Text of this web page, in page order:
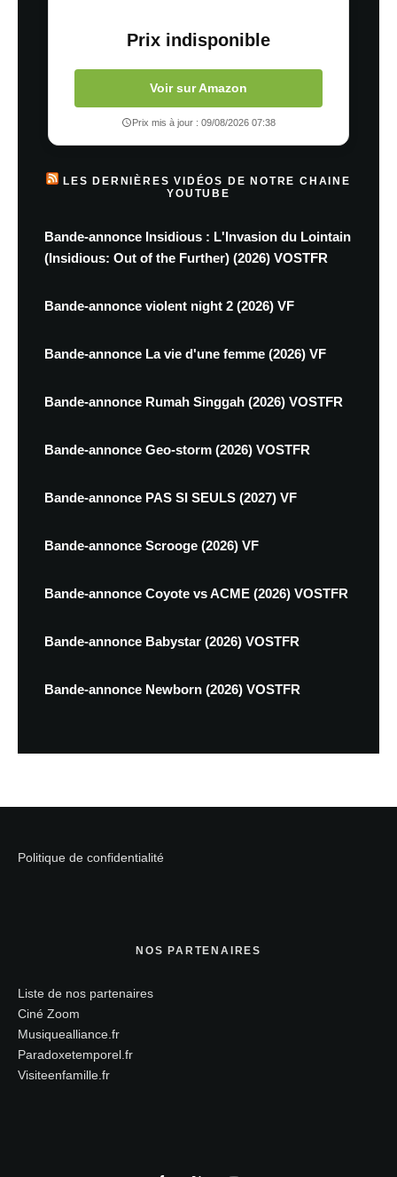
Prix indisponible
Voir sur Amazon
Prix mis à jour : 09/08/2026 07:38
LES DERNIÈRES VIDÉOS DE NOTRE CHAINE
YOUTUBE
Bande-annonce Insidious : L'Invasion du Lointain
(Insidious: Out of the Further) (2026) VOSTFR
Bande-annonce violent night 2 (2026) VF
Bande-annonce La vie d'une femme (2026) VF
Bande-annonce Rumah Singgah (2026) VOSTFR
Bande-annonce Geo-storm (2026) VOSTFR
Bande-annonce PAS SI SEULS (2027) VF
Bande-annonce Scrooge (2026) VF
Bande-annonce Coyote vs ACME (2026) VOSTFR
Bande-annonce Babystar (2026) VOSTFR
Bande-annonce Newborn (2026) VOSTFR
Politique de confidentialité
NOS PARTENAIRES
Liste de nos partenaires
Ciné Zoom
Musiquealliance.fr
Paradoxetemporel.fr
Visiteenfamille.fr